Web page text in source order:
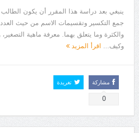
ينبغي بعد دراسة هذا المقرر أن يكون
جمع التكسير وتقسيمات الاسم من حيث
والكثرة وما يتعلق بهما. معرفة ماهية
وكيف...
اقرأ المزيد
مشاركة
0
تغريدة